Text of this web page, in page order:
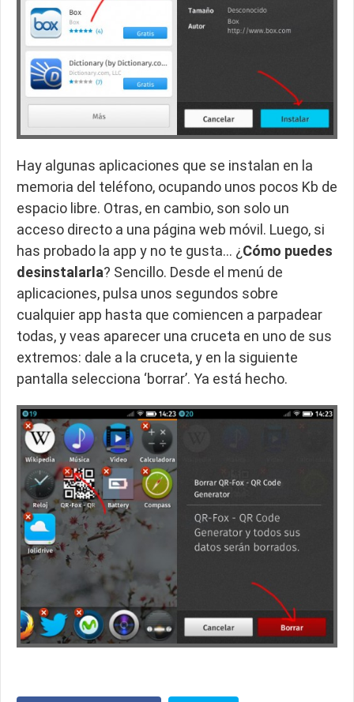
Hay algunas aplicaciones que se instalan en la
memoria del teléfono, ocupando unos pocos Kb de
espacio libre. Otras, en cambio, son solo un
acceso directo a una página web móvil. Luego, si
has probado la app y no te gusta… ¿Cómo puedes
desinstalarla? Sencillo. Desde el menú de
aplicaciones, pulsa unos segundos sobre
cualquier app hasta que comiencen a parpadear
todas, y veas aparecer una cruceta en uno de sus
extremos: dale a la cruceta, y en la siguiente
pantalla selecciona ‘borrar’. Ya está hecho.